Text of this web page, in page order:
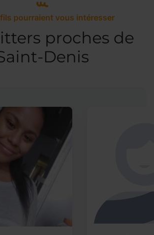
pourraient vous intéresser
proches de
Denis